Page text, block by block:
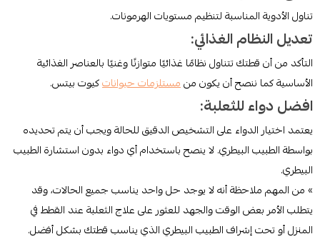
تناول الأدوية المناسبة لتنظيم مستويات الهرمونات.
تعديل النظام الغذائي:
التأكد من أن قطتك تتناول نظامًا غذائيًا متوازنًا وغنيًا بالعناصر الغذائية
الأساسية كما ننصح أن يكون منمستلزمات حيواناتكيوت بيتس.
افضل دواء للثعلبة:
يعتمد اختيار الدواء على التشخيص الدقيق للحالة ويجب أن يتم تحديده
بواسطة الطبيب البيطري. لا ينصح باستخدام أي دواء بدون استشارة الطبيب
البيطري.
» من المهم ملاحظة أنه لا يوجد حل واحد يناسب جميع الحالات، وقد
يتطلب الأمر بعض الوقت والجهد للعثور على علاج الثعلبة عند القطط في
المنزل أو تحت إشراف الطبيب البيطري الذي يناسب قطتك بشكل أفضل.